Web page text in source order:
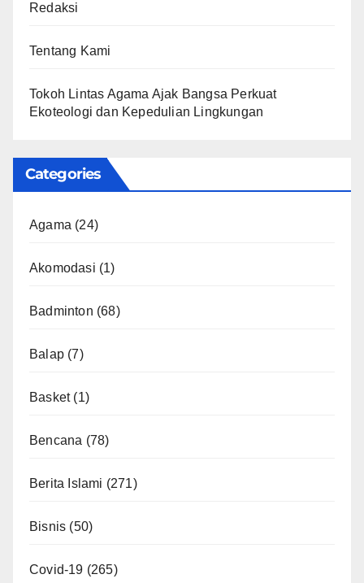
Redaksi
Tentang Kami
Tokoh Lintas Agama Ajak Bangsa Perkuat
Ekoteologi dan Kepedulian Lingkungan
Categories
Agama (24)
Akomodasi (1)
Badminton (68)
Balap (7)
Basket(1)
Bencana (78)
Berita Islami (271)
Bisnis (50)
Covid-19 (265)